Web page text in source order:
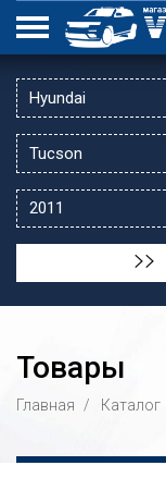
>>
Товары
Главная Каталог